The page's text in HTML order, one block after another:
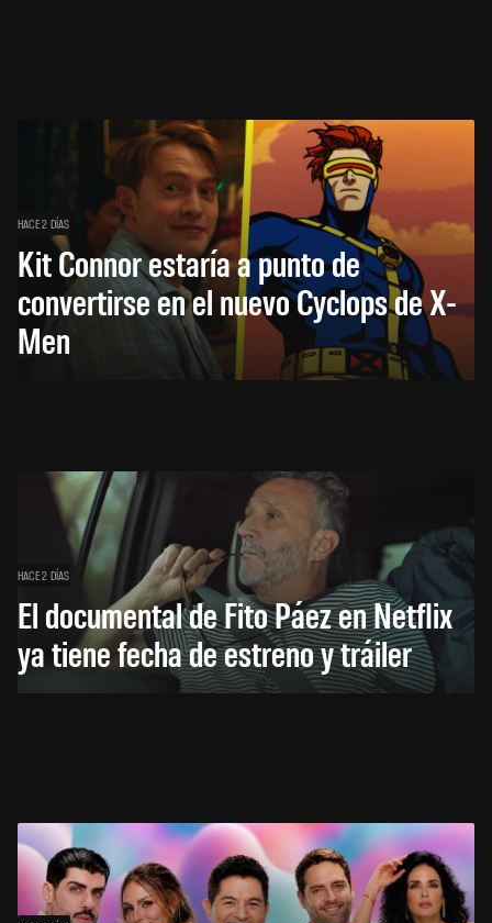
HACE 2 DÍAS
Kit Connor estaría a punto de
convertirse en el nuevo Cyclops de X-
Men
HACE 2 DÍAS
El documental de Fito Páez en Netflix
ya tiene fecha de estreno y tráiler